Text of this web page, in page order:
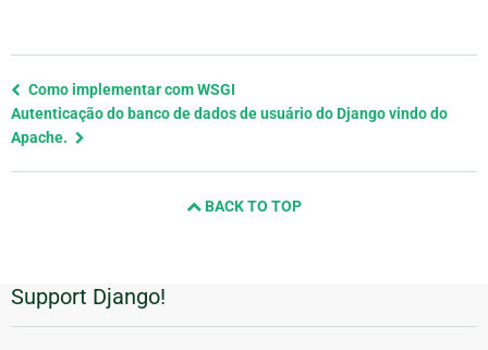
Previous
page
and
Como implementar com WSGI
Autenticação do banco de dados de usuário do Django vindo do
Apache.
BACK TO TOP
Informações
Adicionais
Support Django!